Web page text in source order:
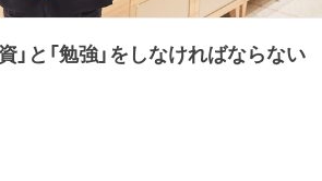
」と「勉強」をしなければならない